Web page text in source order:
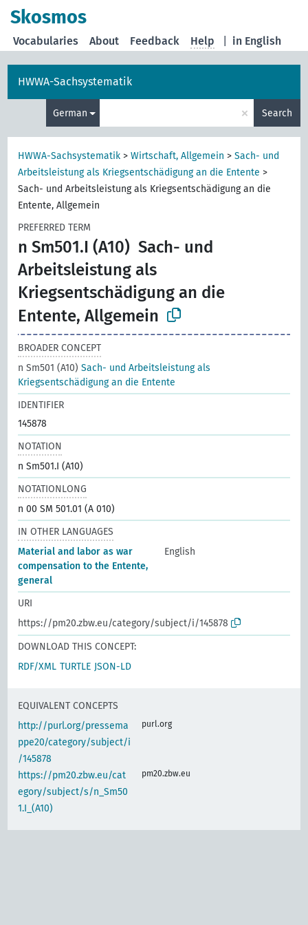
Skosmos
in English
Vocabularies About Feedback Help
HWWA-Sachsystematik
German × Search
HWWA-Sachsystematik >Wirtschaft, Allgemein >Sach- und
Arbeitsleistung als Kriegsentschädigung an die Entente >
Sach- und Arbeitsleistung als Kriegsentschädigung an die
Entente, Allgemein
PREFERRED TERM
n Sm501.I (A10) Sach- und
Arbeitsleistung als
Kriegsentschädigung an die
Entente, Allgemein
BROADER CONCEPT
n Sm501 (A10)Sach- und Arbeitsleistung als
Kriegsentschädigung an die Entente
IDENTIFIER
145878
NOTATION
n Sm501.I (A10)
NOTATIONLONG
n 00 SM 501.01 (A 010)
IN OTHER LANGUAGES
Material and labor as war
compensation to the Entente,
general
English
URI
https://pm20.zbw.eu/category/subject/i/145878
DOWNLOAD THIS CONCEPT:
RDF/XML TURTLE JSON-LD
EQUIVALENT CONCEPTS
http://purl.org/pressema
ppe20/category/subject/i
/145878
purl.org
https://pm20.zbw.eu/cat
egory/subject/s/n_Sm50
1.I_(A10)
pm20.zbw.eu